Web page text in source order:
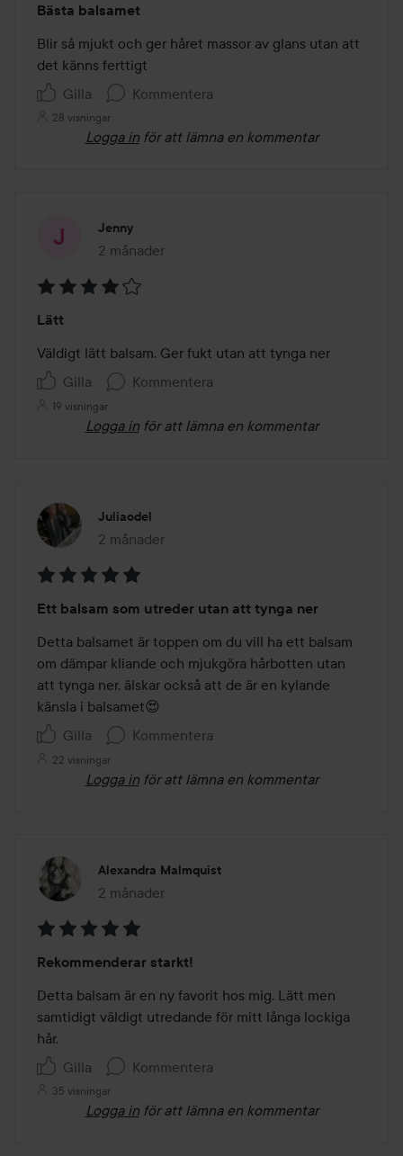
5
av
5
Bästa balsamet
Blir så mjukt och ger håret massor av glans utan att
det känns ferttigt
Gilla
Kommentera
28 visningar
Logga in för att lämna en kommentar
Jenny
2 månader
Inlägget skapades 2 månader
4
av
5
Lätt
Väldigt lätt balsam. Ger fukt utan att tynga ner
Gilla
Kommentera
19 visningar
Logga in för att lämna en kommentar
Juliaodel
2 månader
Inlägget skapades 2 månader
5
av
5
Ett balsam som utreder utan att tynga ner
Detta balsamet är toppen om du vill ha ett balsam
om dämpar kliande och mjukgöra hårbotten utan
att tynga ner, älskar också att de är en kylande
känsla i balsamet😍
Gilla
Kommentera
22 visningar
Logga in för att lämna en kommentar
Alexandra Malmquist
2 månader
Inlägget skapades 2 månader
5
av
5
Rekommenderar starkt!
Detta balsam är en ny favorit hos mig. Lätt men
samtidigt väldigt utredande för mitt långa lockiga
hår.
Gilla
Kommentera
35 visningar
Logga in för att lämna en kommentar